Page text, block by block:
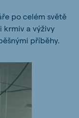
po celém světě
krmiv a výživy
příběhy.